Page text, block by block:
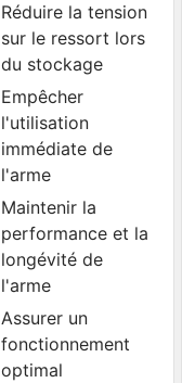
Réduire la tension
sur le ressort lors
du stockage
Empêcher
l'utilisation
immédiate de
l'arme
Maintenir la
performance et la
longévité de
l'arme
Assurer un
fonctionnement
optimal